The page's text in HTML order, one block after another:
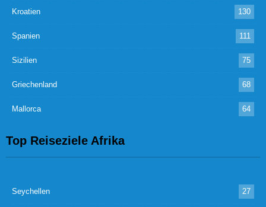
Kroatien 130
Spanien 111
Sizilien 75
Griechenland 68
Mallorca 64
Top Reiseziele Afrika
Seychellen 27